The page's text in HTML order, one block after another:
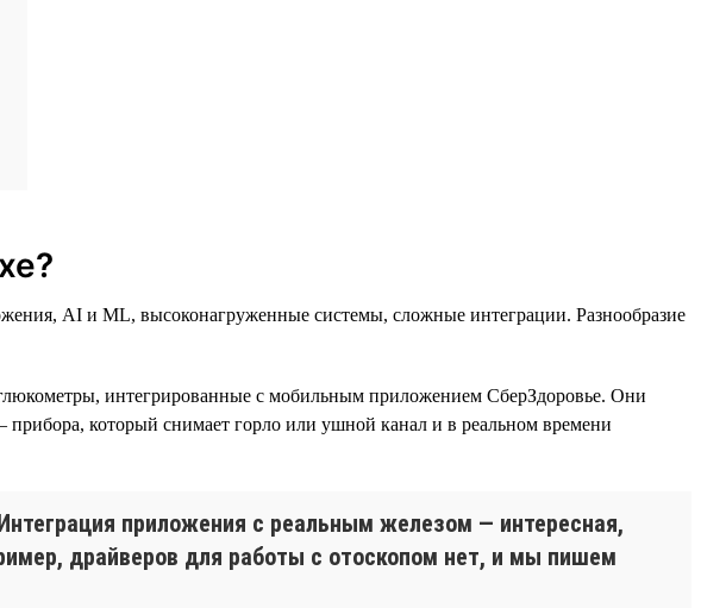
AI и ML, высоконагруженные системы, сложные интеграции. Разнообразие
интегрированные с мобильным приложением СберЗдоровье. Они
который снимает горло или ушной канал и в реальном времени
приложения с реальным железом — интересная,
драйверов для работы с отоскопом нет, и мы пишем